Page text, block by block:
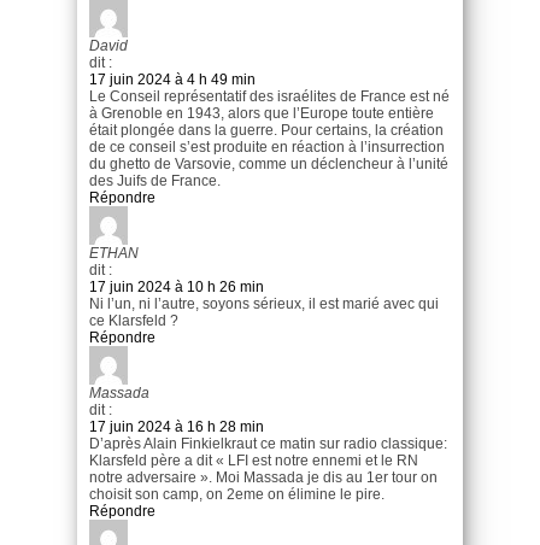
David
dit :
17 juin 2024 à 4 h 49 min
Le Conseil représentatif des israélites de France est né
à Grenoble en 1943, alors que l’Europe toute entière
était plongée dans la guerre. Pour certains, la création
de ce conseil s’est produite en réaction à l’insurrection
du ghetto de Varsovie, comme un déclencheur à l’unité
des Juifs de France.
Répondre
ETHAN
dit :
17 juin 2024 à 10 h 26 min
Ni l’un, ni l’autre, soyons sérieux, il est marié avec qui
ce Klarsfeld ?
Répondre
Massada
dit :
17 juin 2024 à 16 h 28 min
D’après Alain Finkielkraut ce matin sur radio classique:
Klarsfeld père a dit « LFI est notre ennemi et le RN
notre adversaire ». Moi Massada je dis au 1er tour on
choisit son camp, on 2eme on élimine le pire.
Répondre